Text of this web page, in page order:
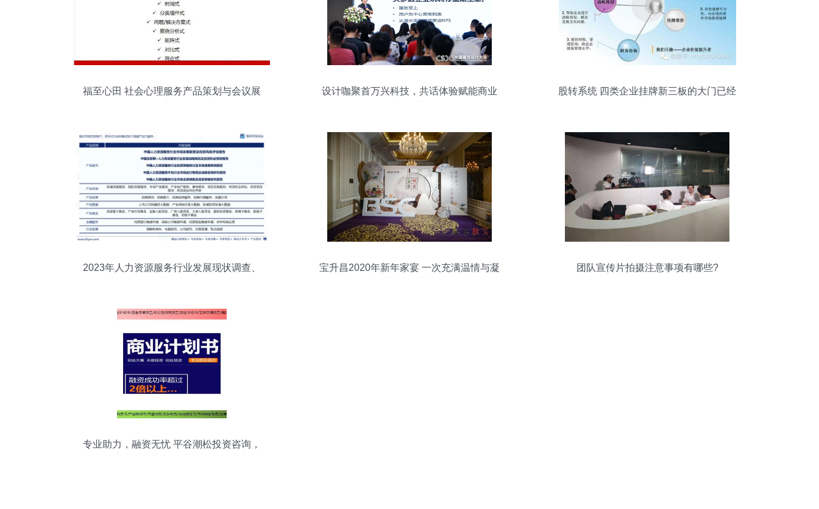
福至心田 社会心理服务产品策划与会议展
设计咖聚首万兴科技，共话体验赋能商业
股转系统 四类企业挂牌新三板的大门已经
2023年人力资源服务行业发展现状调查、
宝升昌2020年新年家宴 一次充满温情与凝
团队宣传片拍摄注意事项有哪些?
专业助力，融资无忧 平谷潮松投资咨询，